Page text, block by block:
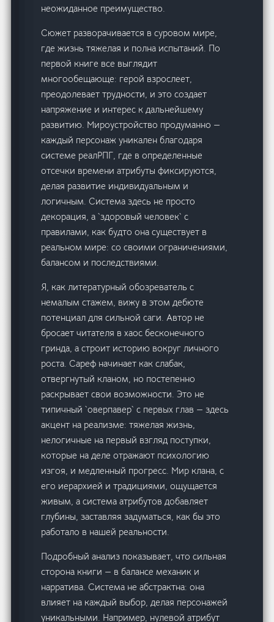
неожиданное преимущество.
Сюжет разворачивается в суровом мире,
где жизнь тяжелая и полна испытаний. По
первой книге все выглядит
многообещающе: герой взрослеет,
преодолевает трудности, и это создает
напряжение и интерес к дальнейшему
развитию. Мироустройство продуманно —
каждый персонаж уникален благодаря
системе реалРПГ, где в определенные
отсечки времени атрибуты фиксируются,
делая развитие индивидуальным и
логичным. Система здесь не просто
декорация, а `здоровый человек` с
правилами, как будто она существует в
реальном мире: со своими ограничениями,
балансом и последствиями.
Я, как литературный обозреватель с
немалым стажем, вижу в этом дебюте
потенциал для сильной саги. Автор не
бросает читателя в хаос бесконечного
гринда, а строит историю вокруг личного
роста. Сареф начинает как слабак,
отвергнутый кланом, но постепенно
раскрывает свои возможности. Это не
типичный `оверпавер` с первых глав — здесь
акцент на реализме: тяжелая жизнь,
нелогичные на первый взгляд поступки,
которые на деле отражают психологию
изгоя, и медленный прогресс. Мир клана, с
его иерархией и традициями, ощущается
живым, а система атрибутов добавляет
глубины, заставляя задуматься, как бы это
работало в нашей реальности.
Подробный анализ показывает, что сильная
сторона книги — в балансе механик и
нарратива. Система не абстрактна: она
влияет на каждый выбор, делая персонажей
уникальными. Например, нулевой атрибут